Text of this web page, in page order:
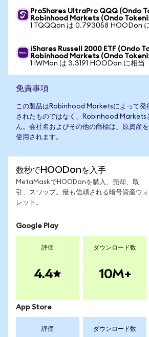
ProShares UltraPro QQQ (Ondo
Robinhood Markets (Ondo
1 TQQQon は 0.793058 HOODon
iShares Russell 2000 ETF (Ondo
Robinhood Markets (Ondo
1 IWMon は 3.3191 HOODon に相当
免責事項
この製品はRobinhood Marketsによって発
されたものではなく、Robinhood Markets
ん。会社名およびその他の商標は、原資産
使用されます。
数秒でHOODonを入手
MetaMaskでHOODonを購入、売却、取
引、スワップ。最も信頼される暗号資産ウォ
レット。
Google Play
評価
4.4
ダウンロード数
10M+
App Store
評価 ダウンロード数